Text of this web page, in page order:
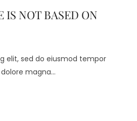
IS NOT BASED ON
elit, sed do eiusmod tempor
magna...